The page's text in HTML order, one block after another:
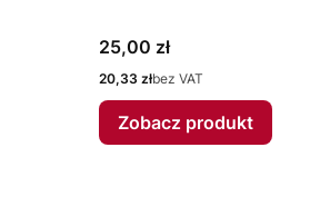
Cena
25,00 zł
Cena
20,33 złbez VAT
Zobacz produkt